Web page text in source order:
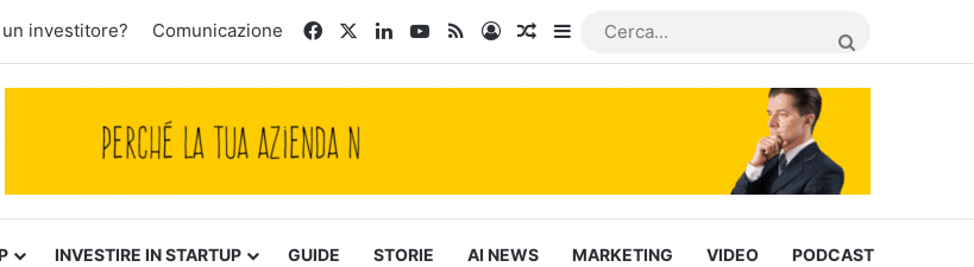
investitore? Comunicazione FacebookLinkedInYou Tube
RSSAccediArticoli Casuali
Barra laterale
INVESTIRE IN STARTUP GUIDE STORIE AI NEWS MARKETING VIDEO PODCAST